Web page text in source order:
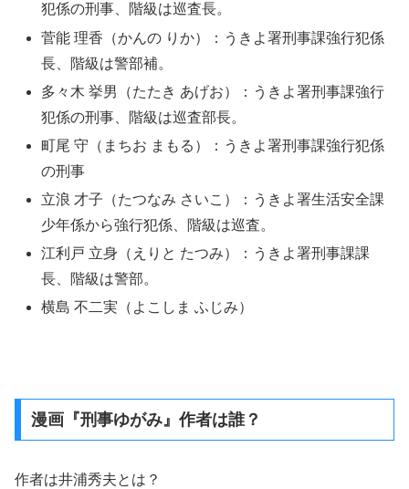
犯係の刑事、階級は巡査長。
菅能 理香（かんの りか）：うきよ署刑事課強行犯係
長、階級は警部補。
多々木 挙男（たたき あげお）：うきよ署刑事課強行
犯係の刑事、階級は巡査部長。
町尾 守（まちお まもる）：うきよ署刑事課強行犯係
の刑事
立浪 才子（たつなみ さいこ）：うきよ署生活安全課
少年係から強行犯係、階級は巡査。
江利戸 立身（えりと たつみ）：うきよ署刑事課課
長、階級は警部。
横島 不二実（よこしま ふじみ）
漫画『刑事ゆがみ』作者は誰？
作者は井浦秀夫とは？